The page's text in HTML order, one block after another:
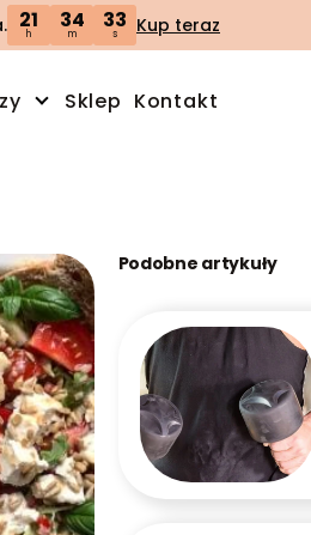
21
h
34
m
32
s Kup teraz
Sklep Kontakt
Podobne artykuły